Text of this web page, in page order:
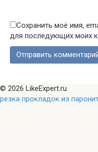
Сохранить моё имя,
для последующих моих
© 2026 LikeExpert.ru
резка прокладок из